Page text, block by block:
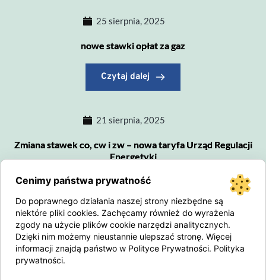
25 sierpnia, 2025
nowe stawki opłat za gaz
Czytaj dalej
21 sierpnia, 2025
Zmiana stawek co, cw i zw – nowa taryfa Urząd Regulacji
Energetyki
Czytaj dalej
25 lipca, 2025
Kradzież gaśnic – Rybałtów 14
Cenimy państwa prywatność
Do poprawnego działania naszej strony niezbędne są
niektóre pliki cookies. Zachęcamy również do wyrażenia
zgody na użycie plików cookie narzędzi analitycznych.
Dzięki nim możemy nieustannie ulepszać stronę. Więcej
informacji znajdą państwo w Polityce Prywatności. Polityka
prywatności.